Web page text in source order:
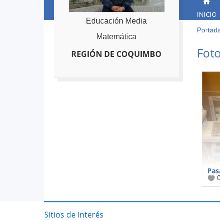
INICIO
está
aquí
to
Educación Media
Matemática
REGIÓN DE COQUIMBO
Sitios de Interés